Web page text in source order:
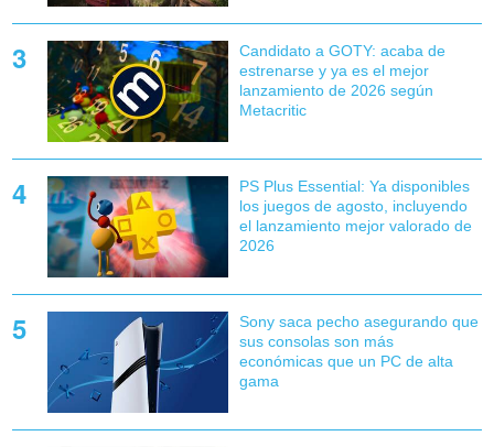
Candidato a GOTY: acaba de
estrenarse y ya es el mejor
lanzamiento de 2026 según
Metacritic
PS Plus Essential: Ya disponibles
los juegos de agosto, incluyendo
el lanzamiento mejor valorado de
2026
Sony saca pecho asegurando que
sus consolas son más
económicas que un PC de alta
gama